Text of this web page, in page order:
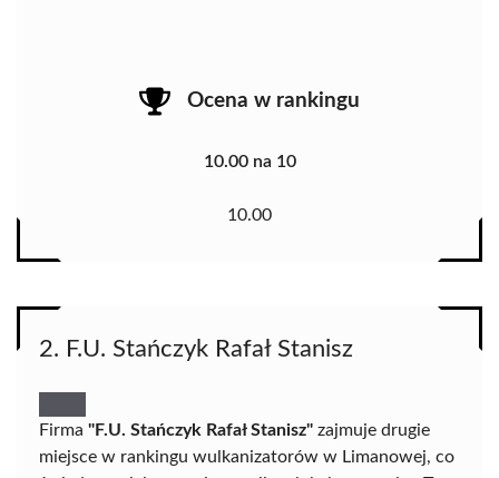
Ocena w rankingu
10.00 na 10
10.00
2. F.U. Stańczyk Rafał Stanisz
Firma "F.U. Stańczyk Rafał Stanisz" zajmuje drugie
miejsce w rankingu wulkanizatorów w Limanowej, co